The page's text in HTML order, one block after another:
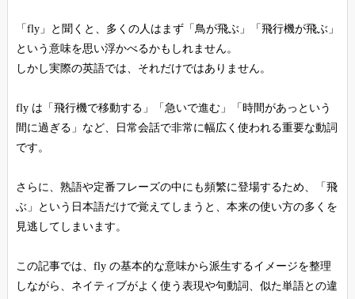
「fly」と聞くと、多くの人はまず「鳥が飛ぶ」「飛行機が飛ぶ」
という意味を思い浮かべるかもしれません。
しかし実際の英語では、それだけではありません。
fly は「飛行機で移動する」「急いで進む」「時間があっという
間に過ぎる」など、日常会話で非常に幅広く使われる重要な動詞
です。
さらに、熟語や定番フレーズの中にも頻繁に登場するため、「飛
ぶ」という日本語だけで覚えてしまうと、本来の使い方の多くを
見逃してしまいます。
この記事では、fly の基本的な意味から派生するイメージを整理
しながら、ネイティブがよく使う表現や句動詞、似た単語との違